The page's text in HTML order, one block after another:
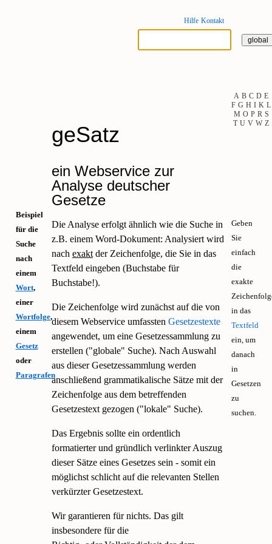
Hilfe Kontakt
A B C D E
F G H I K L
M O P R S
T U V W Z
geSatz
ein Webservice zur
Analyse deutscher
Gesetze
Beispiel
für die
Suche
nach
einem
Wort,
einer
Wortfolge,
einem
Gesetz
oder
Paragrafen
Die Analyse erfolgt ähnlich wie die Suche in
z.B. einem Word-Dokument: Analysiert wird
nach exaktder Zeichenfolge, die Sie in das
Textfeld eingeben (Buchstabe für
Buchstabe!).
Die Zeichenfolge wird zunächst auf die von
diesem Webservice umfassten Gesetzestexte
angewendet, um eine Gesetzessammlung zu
erstellen ("globale" Suche). Nach Auswahl
aus dieser Gesetzessammlung werden
anschließend grammatikalische Sätze mit der
Zeichenfolge aus dem betreffenden
Gesetzestext gezogen ("lokale" Suche).
Das Ergebnis sollte ein ordentlich
formatierter und gründlich verlinkter Auszug
dieser Sätze eines Gesetzes sein - somit ein
möglichst schlicht auf die relevanten Stellen
verkürzter Gesetzestext.
Wir garantieren für nichts. Das gilt
insbesondere für die
Geben
Sie
einfach
die
exakte
in das
Textfeld
ein, um
danach
in
Gesetzen
zu
suchen.